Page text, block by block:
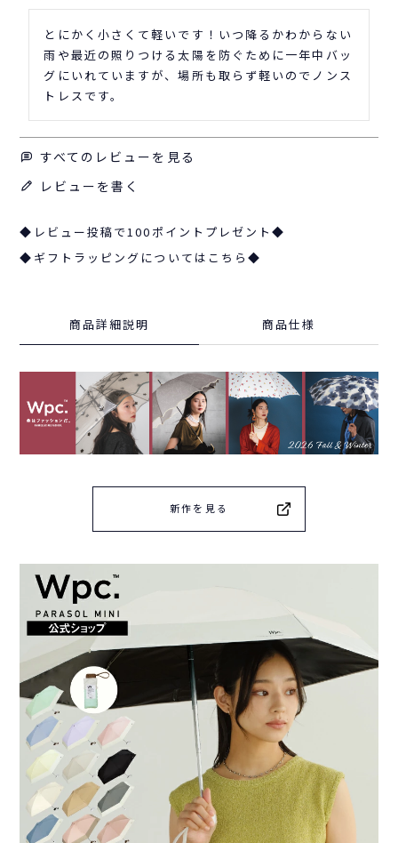
とにかく小さくて軽いです！いつ降るかわからない
雨や最近の照りつける太陽を防ぐために一年中バッ
グにいれていますが、場所も取らず軽いのでノンス
トレスです。
すべてのレビューを見る
レビューを書く
◆レビュー投稿で100ポイントプレゼント◆
◆ギフトラッピングについてはこちら◆
商品詳細説明 商品仕様
新作を見る